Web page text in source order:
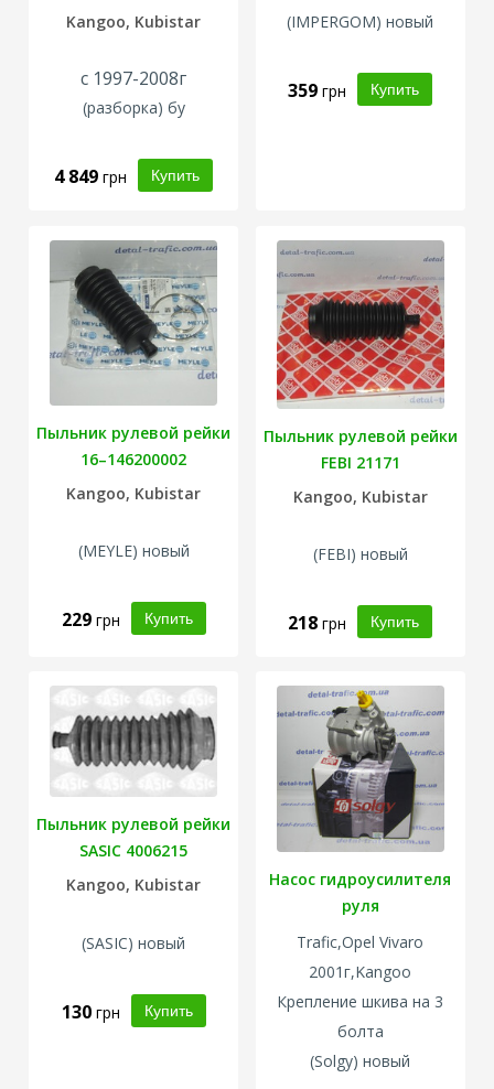
Kangoo, Kubistar
с 1997-2008г
(разборка) бу
4 849грн
(IMPERGOM) новый
359грн
Пыльник рулевой рейки
16–146200002
Kangoo, Kubistar
(MEYLE) новый
229 грн
Пыльник рулевой рейки
FEBI 21171
Kangoo, Kubistar
(FEBI) новый
218грн
Пыльник рулевой рейки
SASIC 4006215
Kangoo, Kubistar
(SASIC) новый
130 грн
Насос гидроусилителя
руля
Trafic,Opel Vivaro
2001г,Kangoo
Крепление шкива на 3
болта
(Solgy) новый